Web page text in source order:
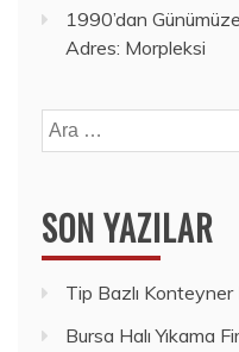
1990’dan
Adres: Morpleksi
Arama:
SON YAZILAR
Tip Bazlı Konteyner
Bursa Halı Yıkama